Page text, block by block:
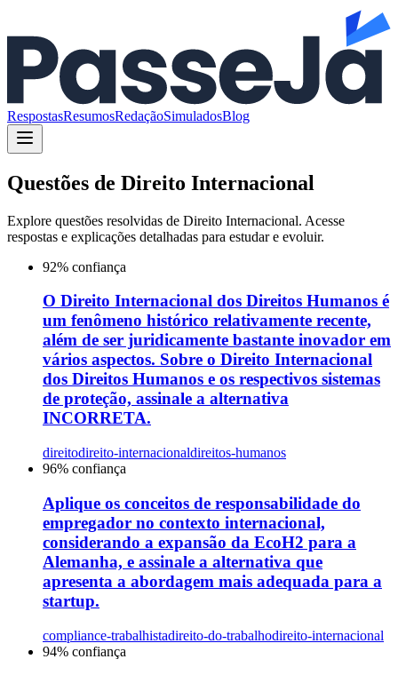
RespostasResumosRedaçãoSimuladosBlog
Questões de Direito Internacional
Explore questões resolvidas de Direito Internacional. Acesse
respostas e explicações detalhadas para estudar e evoluir.
92% confiança
O Direito Internacional dos Direitos Humanos é
um fenômeno histórico relativamente recente,
além de ser juridicamente bastante inovador em
vários aspectos. Sobre o Direito Internacional
dos Direitos Humanos e os respectivos sistemas
de proteção, assinale a alternativa
INCORRETA.
direitodireito-internacionaldireitos-humanos
96% confiança
Aplique os conceitos de responsabilidade do
empregador no contexto internacional,
considerando a expansão da EcoH2 para a
Alemanha, e assinale a alternativa que
apresenta a abordagem mais adequada para a
startup.
compliance-trabalhistadireito-do-trabalhodireito-internacional
94% confiança